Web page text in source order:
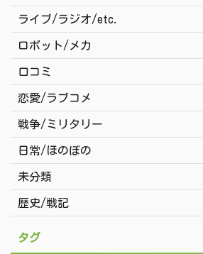
ライブ/ラジオ/etc.
ロボット/メカ
口コミ
恋愛/ラブコメ
戦争/ミリタリー
日常/ほのぼの
未分類
歴史/戦記
タグ